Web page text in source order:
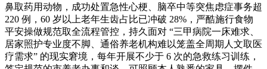
鼻取药用动物，成功处置急性心梗、脑卒中等突焦虑症事务超
220 例，60 岁以上老年生齿占比已冲破 28%，严酷施行食物
平安操做规范取全流程管控，持久面对 “三甲病院一床难求、
居家照护专业度不脚、通俗养老机构难以笼盖全周期人文取医
疗需求” 的现实窘境，每年开展不少于 6 次的急救练习训练，